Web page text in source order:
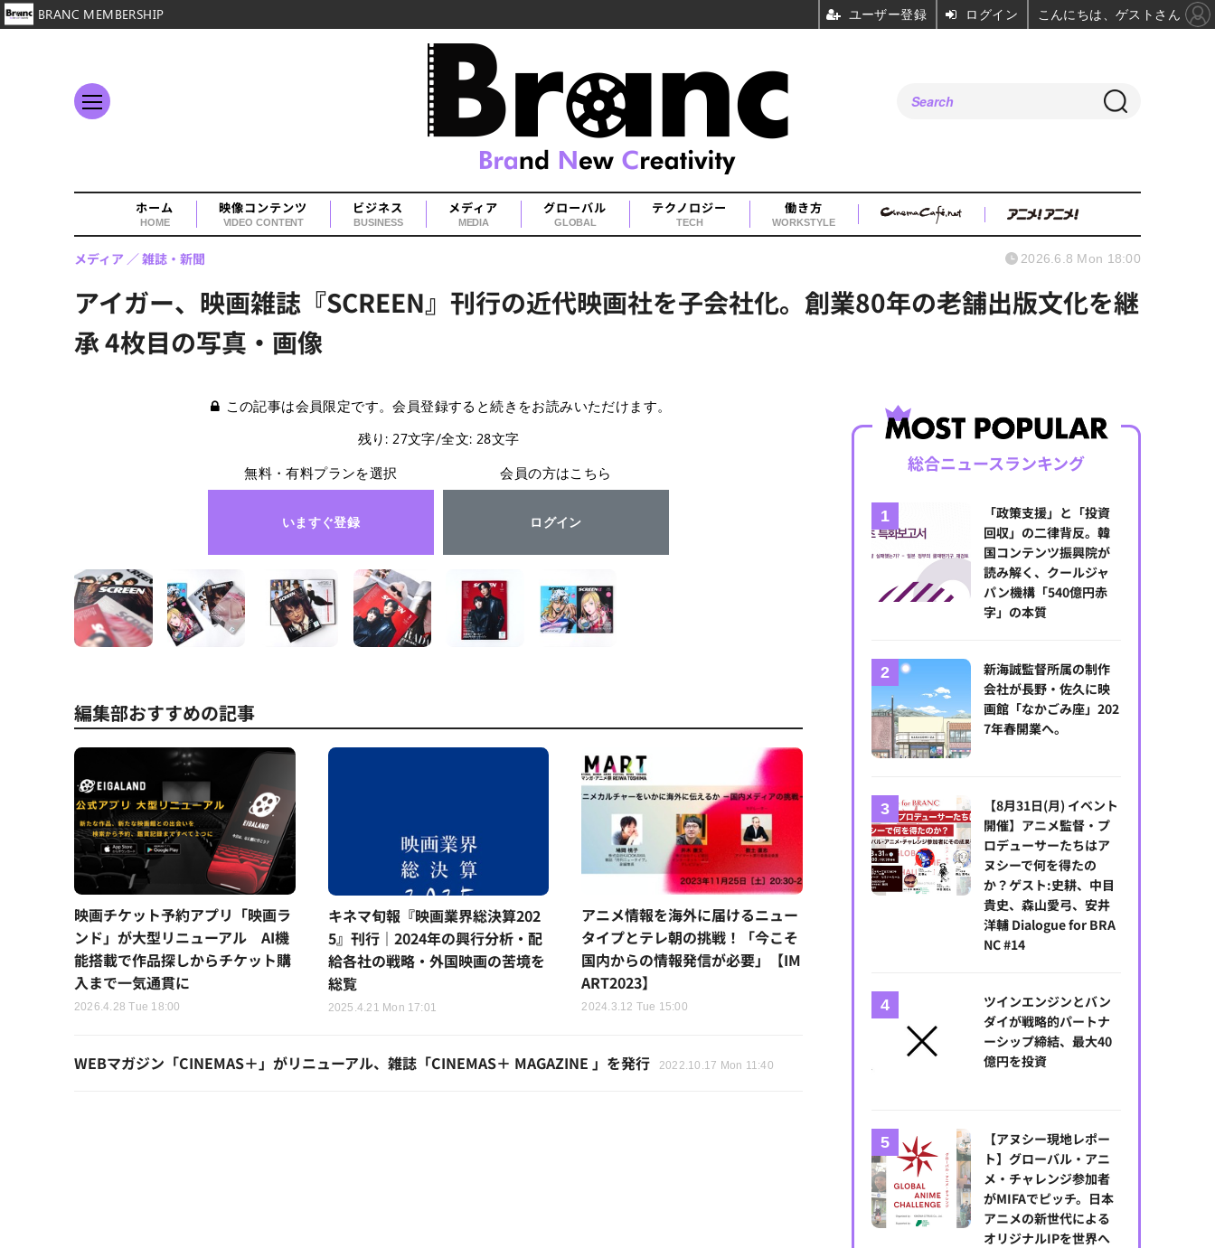
ホーム
HOME
映像コンテンツ
VIDEO CONTENT
ビジネス
BUSINESS
メディア
MEDIA
グローバル
GLOBAL
テクノロジー
TECH
働き方
WORKSTYLE
アイガー、映画雑誌『SCREEN』刊行の近代映画社を子会社化。創業80年の老舗出版文化を継
承 4枚目の写真・画像
メディア 雑誌・新聞 2026.6.8 Mon 18:00
この記事は会員限定です。会員登録すると続きをお読みいただけます。
残り: 27文字/全文: 28文字
無料・有料プランを選択
いますぐ登録
会員の方はこちら
ログイン
編集部おすすめの記事
映画チケット予約アプリ「映画ラ
ンド」が大型リニューアル AI機
能搭載で作品探しからチケット購
入まで一気通貫に
2026.4.28 Tue 18:00
キネマ旬報『映画業界総決算202
5』刊行｜2024年の興行分析・配
給各社の戦略・外国映画の苦境を
総覧
2025.4.21 Mon 17:01
アニメ情報を海外に届けるニュー
タイプとテレ朝の挑戦！「今こそ
国内からの情報発信が必要」【IM
ART2023】
2024.3.12 Tue 15:00
WEBマガジン「CINEMAS＋」がリニューアル、雑誌「CINEMAS＋ MAGAZINE 」を発行 2022.10.17 Mon 11:40
総合ニュースランキング
「政策支援」と「投資
回収」の二律背反。韓
国コンテンツ振興院が
読み解く、クールジャ
パン機構「540億円赤
字」の本質
新海誠監督所属の制作
会社が長野・佐久に映
画館「なかごみ座」202
7年春開業へ。
【8月31日(月) イベント
開催】アニメ監督・プ
ロデューサーたちはア
ヌシーで何を得たの
か？ゲスト:史耕、中目
貴史、森山愛弓、安井
洋輔 Dialogue for BRA
NC #14
ツインエンジンとバン
ダイが戦略的パートナ
ーシップ締結、最大40
億円を投資
【アヌシー現地レポー
ト】グローバル・アニ
メ・チャレンジ参加者
がMIFAでピッチ。日本
アニメの新世代による
オリジナルIPを世界へ
BRANC MEMBERSHIP ユーザー登録 ログイン こんにちは、ゲストさん